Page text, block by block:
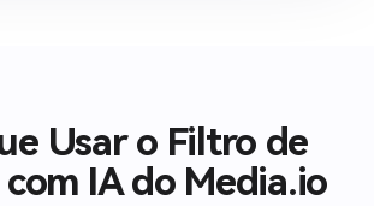
Usar o Filtro de
com IA do Media.io